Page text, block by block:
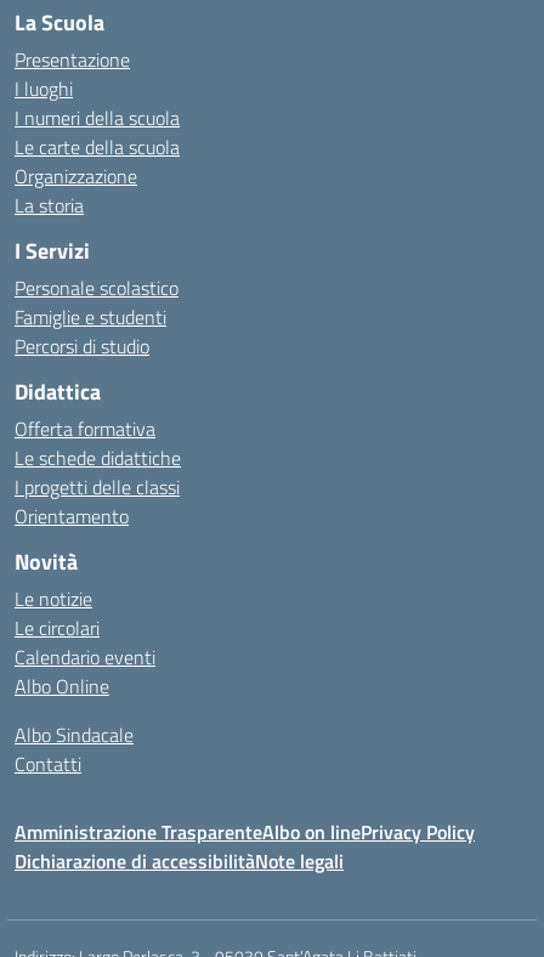
La Scuola
Presentazione
I luoghi
I numeri della scuola
Le carte della scuola
Organizzazione
La storia
I Servizi
Personale scolastico
Famiglie e studenti
Percorsi di studio
Didattica
Offerta formativa
Le schede didattiche
I progetti delle classi
Orientamento
Novità
Le notizie
Le circolari
Calendario eventi
Albo Online
Albo Sindacale
Contatti
Amministrazione TrasparenteAlbo on linePrivacy Policy
Dichiarazione di accessibilitàNote legali